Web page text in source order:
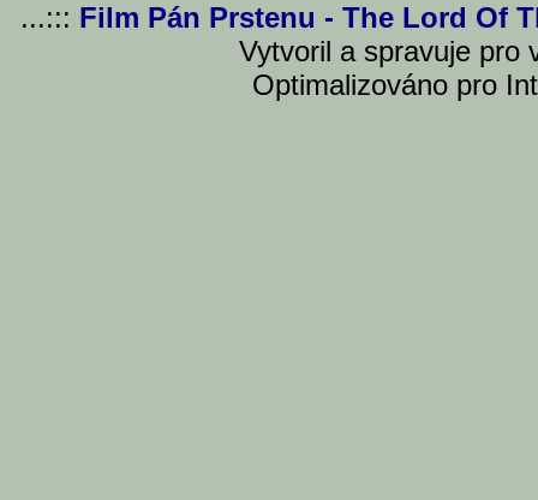
...::: Film Pán Prstenu - The Lord Of
Vytvoril a spravuje pro
Optimalizováno pro